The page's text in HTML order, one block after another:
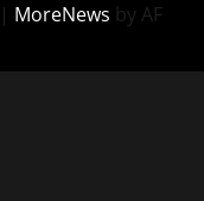
| MoreNews by AF